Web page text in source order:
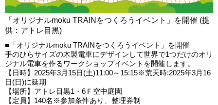
「オリジナルmoku TRAINをつくろうイベント」を開催 (提
供：アトレ目黒)
■「オリジナルmoku TRAINをつくろうイベント」を開催
手のひらサイズの木製電車にデザインして世界で1つだけのオリ
ジナル電車を作るワークショップイベントを開催します。
【日時】2025年3月15日(土)11:00～15:15※荒天時:2025年3月16
日(日)に延期
【場所】アトレ目黒1・6Ｆ空中庭園
【定員】140名※参加条件あり、整理券制